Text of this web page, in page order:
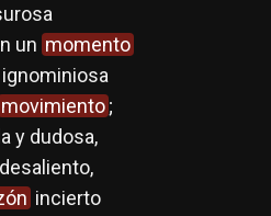
un momento
ignominiosa
movimiento;
y dudosa,
incierto